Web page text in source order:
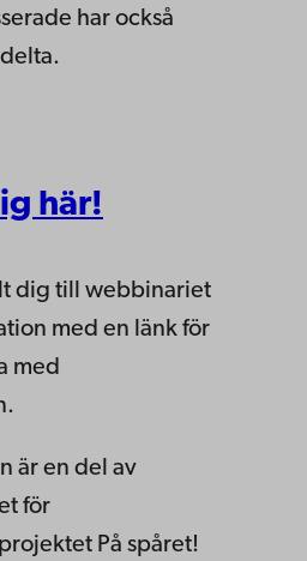
har också
här!
dig till webbinariet
med en länk för
med
är en del av
för
På spåret!